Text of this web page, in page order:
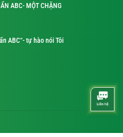
ABC- MỘT CHẶNG
ABC“- tự hào nói Tôi